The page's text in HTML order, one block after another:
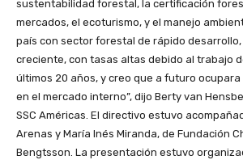
sustentabilidad forestal, la certificación
mercados, el ecoturismo, y el manejo
país con sector forestal de rápido
creciente, con tasas altas debido al trabajo
últimos 20 años, y creo que a futuro
en el mercado interno”, dijo Berty van
SSC Américas. El directivo estuvo
Arenas y María Inés Miranda, de Fundación
Bengtsson. La presentación estuvo